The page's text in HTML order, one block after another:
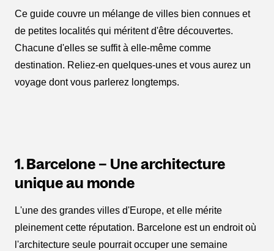
Ce guide couvre un mélange de villes bien connues et
de petites localités qui méritent d'être découvertes.
Chacune d'elles se suffit à elle-même comme
destination. Reliez-en quelques-unes et vous aurez un
voyage dont vous parlerez longtemps.
1. Barcelone – Une architecture
unique au monde
L'une des grandes villes d'Europe, et elle mérite
pleinement cette réputation. Barcelone est un endroit où
l'architecture seule pourrait occuper une semaine